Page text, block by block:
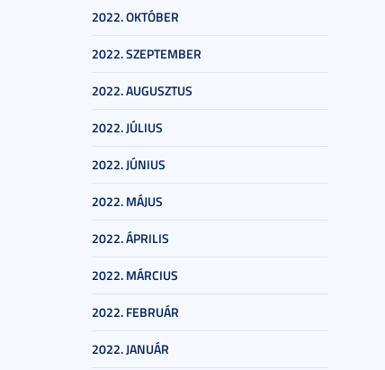
2022. OKTÓBER
2022. SZEPTEMBER
2022. AUGUSZTUS
2022. JÚLIUS
2022. JÚNIUS
2022. MÁJUS
2022. ÁPRILIS
2022. MÁRCIUS
2022. FEBRUÁR
2022. JANUÁR